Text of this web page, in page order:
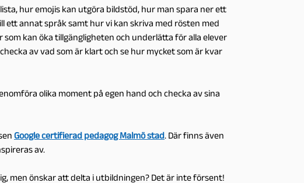
hur emojis kan utgöra bildstöd, hur man spara ner ett
ett annat språk samt hur vi kan skriva med rösten med
kan öka tillgängligheten och underlätta för alla elever
av vad som är klart och se hur mycket som är kvar
olika moment på egen hand och checka av sina
Google certifierad pedagog Malmö stad. Där finns även
av.
men önskar att delta i utbildningen? Det är inte försent!